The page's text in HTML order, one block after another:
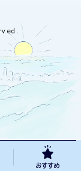
おすすめ